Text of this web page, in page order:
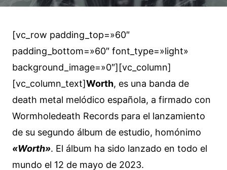
[vc_row padding_top=»60″
padding_bottom=»60″ font_type=»light»
background_image=»0″][vc_column]
[vc_column_text]Worth, es una banda de
death metal melódico española, a firmado con
Wormholedeath Records para el lanzamiento
de su segundo álbum de estudio, homónimo
«Worth». El álbum ha sido lanzado en todo el
mundo el 12 de mayo de 2023.